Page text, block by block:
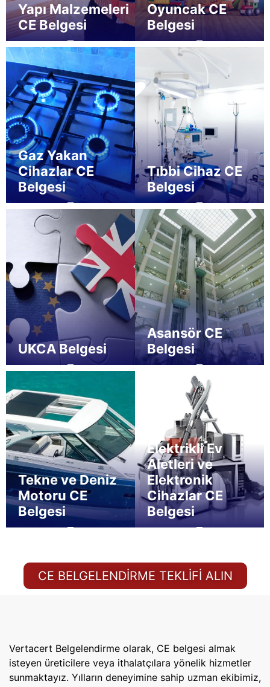
Yapı Malzemeleri
CE Belgesi
Oyuncak CE
Belgesi
Gaz Yakan
Cihazlar CE
Belgesi
Tıbbi Cihaz CE
Belgesi
UKCA Belgesi
Asansör CE
Belgesi
Tekne ve Deniz
Motoru CE
Belgesi
Elektrikli Ev
Aletleri ve
Elektronik
Cihazlar CE
Belgesi
CE BELGELENDIRME TEKLIFI ALIN
Vertacert Belgelendirme olarak, CE belgesi almak
isteyen üreticilere veya ithalatçılara yönelik hizmetler
sunmaktayız. Yılların deneyimine sahip uzman ekibimiz,